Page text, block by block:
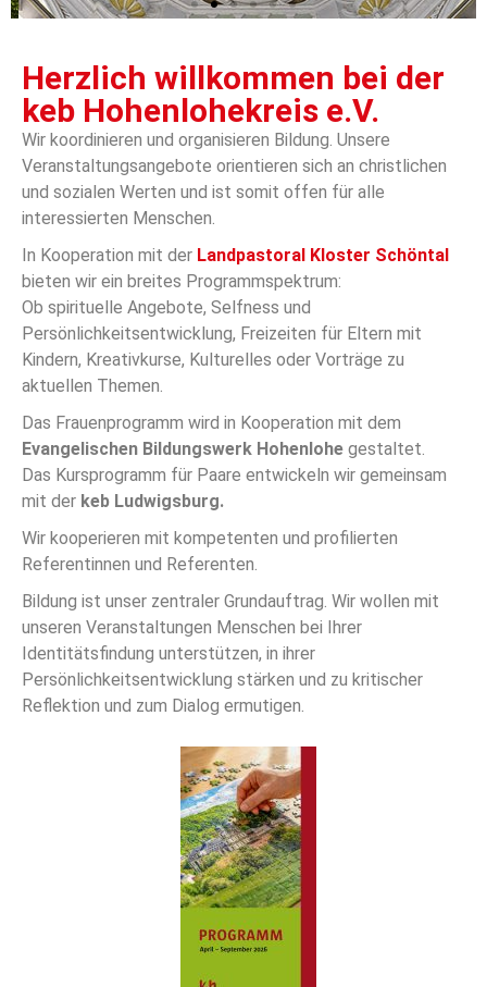
Perspektiven
wechseln
Ein Blick nach
oben kann neue
Wege öffnen
Herzlich willkommen bei der
keb Hohenlohekreis e.V.
Wir koordinieren und organisieren Bildung. Unsere
Veranstaltungsangebote orientieren sich an christlichen
und sozialen Werten und ist somit offen für alle
interessierten Menschen.
In Kooperation mit der Landpastoral Kloster Schöntal
bieten wir ein breites Programmspektrum:
Ob spirituelle Angebote, Selfness und
Persönlichkeitsentwicklung, Freizeiten für Eltern mit
Kindern, Kreativkurse, Kulturelles oder Vorträge zu
aktuellen Themen.
Das Frauenprogramm wird in Kooperation mit dem
Evangelischen Bildungswerk Hohenlohe gestaltet.
Das Kursprogramm für Paare entwickeln wir gemeinsam
mit der keb Ludwigsburg.
Wir kooperieren mit kompetenten und profilierten
Referentinnen und Referenten.
Bildung ist unser zentraler Grundauftrag. Wir wollen mit
unseren Veranstaltungen Menschen bei Ihrer
Identitätsfindung unterstützen, in ihrer
Persönlichkeitsentwicklung stärken und zu kritischer
Reflektion und zum Dialog ermutigen.